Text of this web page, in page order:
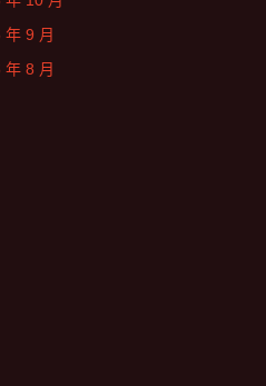
年 9 月
年 8 月